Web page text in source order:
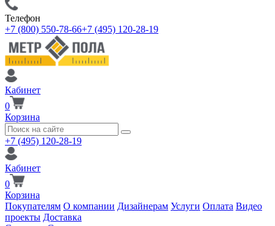
Телефон
+7 (800) 550-78-66+7 (495) 120-28-19
Кабинет
0
Корзина
+7 (495) 120-28-19
Кабинет
0
Корзина
Покупателям О компании Дизайнерам Услуги Оплата Видео
проекты Доставка